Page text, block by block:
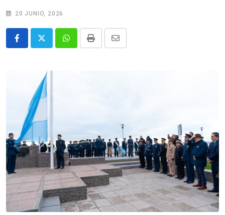
20 JUNIO, 2026
WhatsappPrint
Share